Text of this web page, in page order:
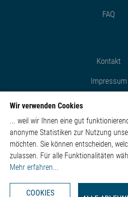
FAQ
Kontakt
Impressum
Cookie-
Wir verwenden Cookies
... weil wir Ihnen eine gut
anonyme Statistiken zur Nutzung
möchten. Sie können entscheiden,
zulassen. Für alle Funktionalitäten
Mehr erfahren...
COOKIES